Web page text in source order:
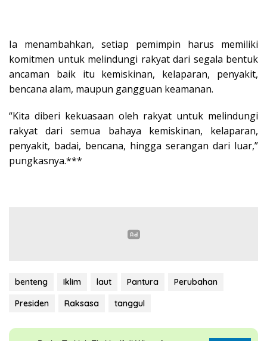
Ia menambahkan, setiap pemimpin harus memiliki
komitmen untuk melindungi rakyat dari segala bentuk
ancaman baik itu kemiskinan, kelaparan, penyakit,
bencana alam, maupun gangguan keamanan.
“Kita diberi kekuasaan oleh rakyat untuk melindungi
rakyat dari semua bahaya kemiskinan, kelaparan,
penyakit, badai, bencana, hingga serangan dari luar,”
pungkasnya.***
benteng Iklim laut Pantura
Perubahan
Presiden
Raksasa tanggul